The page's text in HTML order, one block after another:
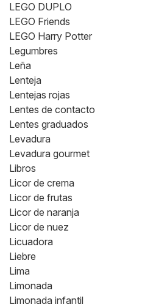
LEGO DUPLO
LEGO Friends
LEGO Harry Potter
Legumbres
Leña
Lenteja
Lentejas rojas
Lentes de contacto
Lentes graduados
Levadura
Levadura gourmet
Libros
Licor de crema
Licor de frutas
Licor de naranja
Licor de nuez
Licuadora
Liebre
Lima
Limonada
Limonada infantil